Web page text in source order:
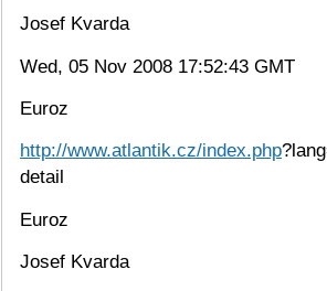
Josef Kvarda
Wed, 05 Nov 2008 17:52:43 GMT
Euroz
http://www.atlantik.cz/index.php
detail
Euroz
Josef Kvarda